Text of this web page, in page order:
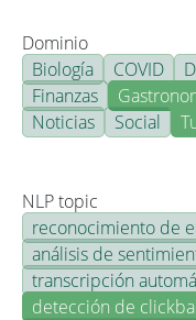
Dominio
Biología
COVID
Finanzas
Noticias
Social
NLP topic
reconocimiento de
análisis de
transcripción
detección de